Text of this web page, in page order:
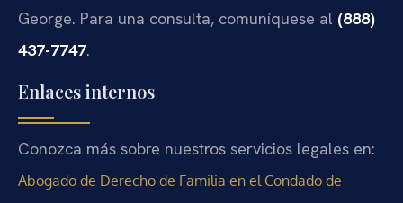
George. Para una consulta, comuníquese al (888)
437-7747.
Enlaces internos
Conozca más sobre nuestros servicios legales en:
Abogado de Derecho de Familia en el Condado de